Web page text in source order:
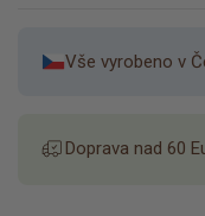
Vše vyrobeno v
Doprava nad 60